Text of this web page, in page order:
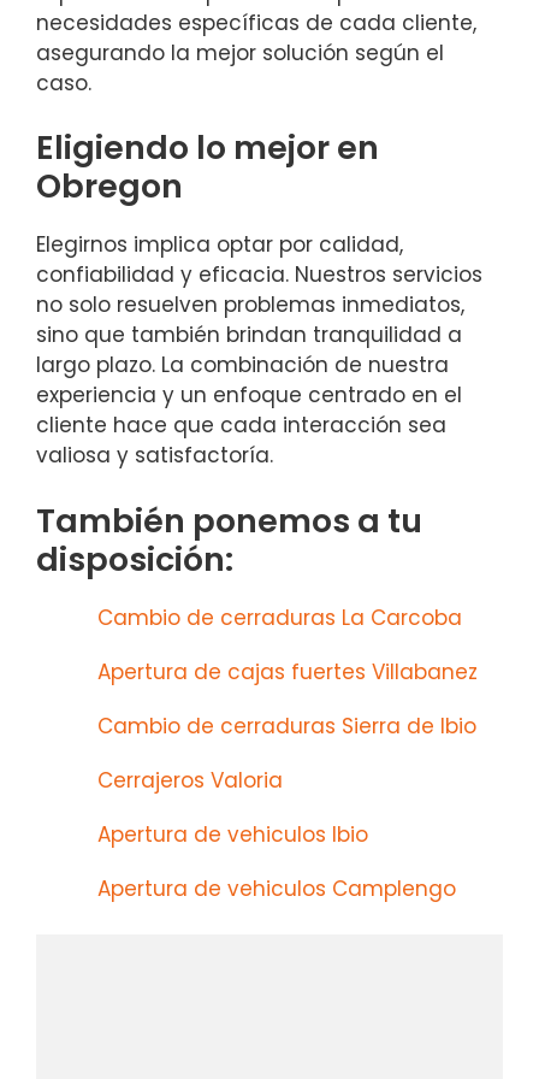
necesidades específicas de cada cliente,
asegurando la mejor solución según el
caso.
Eligiendo lo mejor en
Obregon
Elegirnos implica optar por calidad,
confiabilidad y eficacia. Nuestros servicios
no solo resuelven problemas inmediatos,
sino que también brindan tranquilidad a
largo plazo. La combinación de nuestra
experiencia y un enfoque centrado en el
cliente hace que cada interacción sea
valiosa y satisfactoría.
También ponemos a tu
disposición:
Cambio de cerraduras La Carcoba
Apertura de cajas fuertes Villabanez
Cambio de cerraduras Sierra de Ibio
Cerrajeros Valoria
Apertura de vehiculos Ibio
Apertura de vehiculos Camplengo